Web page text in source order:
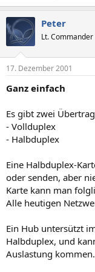
Peter
Lt. Commander
17. Dezember 2001
Ganz einfach
Es gibt zwei
- Vollduplex
- Halbduplex
Eine Halbduplex-
oder senden, aber
Karte kann man
Alle heutigen
Ein Hub untersützt
Halbduplex, und
Auslastung kommen.